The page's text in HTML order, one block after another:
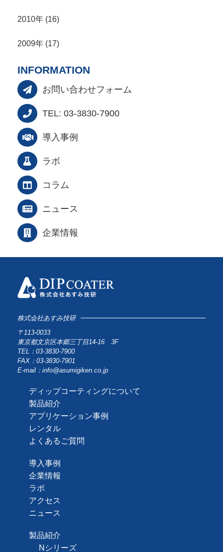
2010年 (16)
2009年 (17)
INFORMATION
お問い合わせフォーム
TEL: 03-3830-7900
導入事例
ラボ
コラム
ニュース
企業情報
株式会社あすみ技研
〒113-0033
東京都文京区本郷三丁目14-16 3F
TEL：03-3830-7900
FAX：03-3830-7901
E-mail：info@asumigiken.co.jp
ディップコーティングについて
製品紹介
アプリケーション事例
レンタル
よくあるご質問
導入事例
企業情報
ラボ
アクセス
ニュース
製品紹介
Nシリーズ